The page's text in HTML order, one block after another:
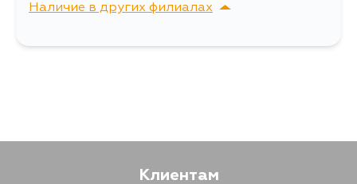
Наличие в других филиалах
г. Владивосток,
Клиентам